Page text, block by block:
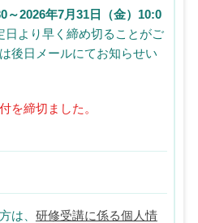
～2026年7月31日（金）10:0
日より早く締め切ることがご
後日メールにてお知らせい
を締切ました。
は、 研修受講に係る個人情